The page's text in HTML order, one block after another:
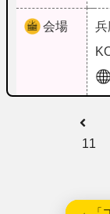
会場 兵
11